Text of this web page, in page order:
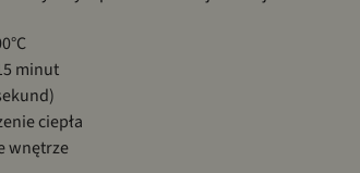
minut
ciepła
wnętrze